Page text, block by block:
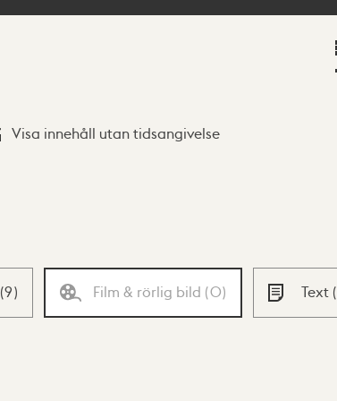
Visa innehåll utan tidsangivelse
(9) Film & rörlig bild (0) Text (